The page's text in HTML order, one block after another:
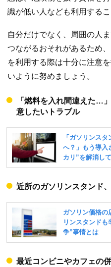
識が低い人なども利用する
自分だけでなく、周囲の人
つながるおそれがあるため
を利用する際は十分に注意
いように努めましょう。
「燃料を入れ間違えた…
意したいトラブル
近所のガソリンスタンド
最近コンビニやカフェの